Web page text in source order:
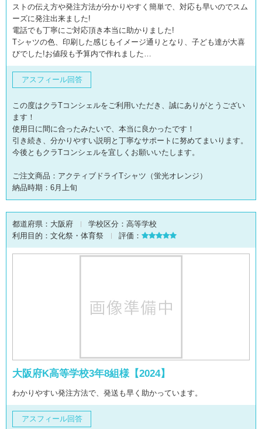
ストの伝え方や発注方法が分かりやすく簡単で、対応も早いのでスム
ーズに発注出来ました!
電話でも丁寧にご対応頂き本当に助かりました!
Tシャツの色、印刷した感じもイメージ通りとなり、子ども達が大喜
びでした!お値段も予算内で作れました…
アスフィール回答
この度はクラTコンシェルをご利用いただき、誠にありがとうござい
ます！
使用日に間に合ったみたいで、本当に良かったです！
引き続き、分かりやすい説明と丁寧なサポートに努めてまいります。
今後ともクラTコンシェルを宜しくお願いいたします。
ご注文商品：アクティブドライTシャツ（蛍光オレンジ）
納品時期：6月上旬
都道府県： 大阪府 学校区分： 高等学校
利用目的： 文化祭・体育祭 評価：
大阪府K高等学校3年8組様【2024】
わかりやすい発注方法で、発送も早く助かっています。
アスフィール回答